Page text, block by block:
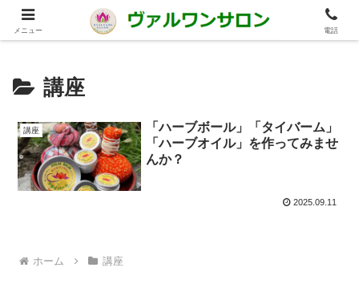
田町駅すぐのタイ古式マッサージ 女性も入りやすいお店です！
講座
講座
「ハーブボール」「タイバーム」
「ハーブオイル」を作ってみませ
んか？
2025.09.11
ホーム 講座
メニュー 電話